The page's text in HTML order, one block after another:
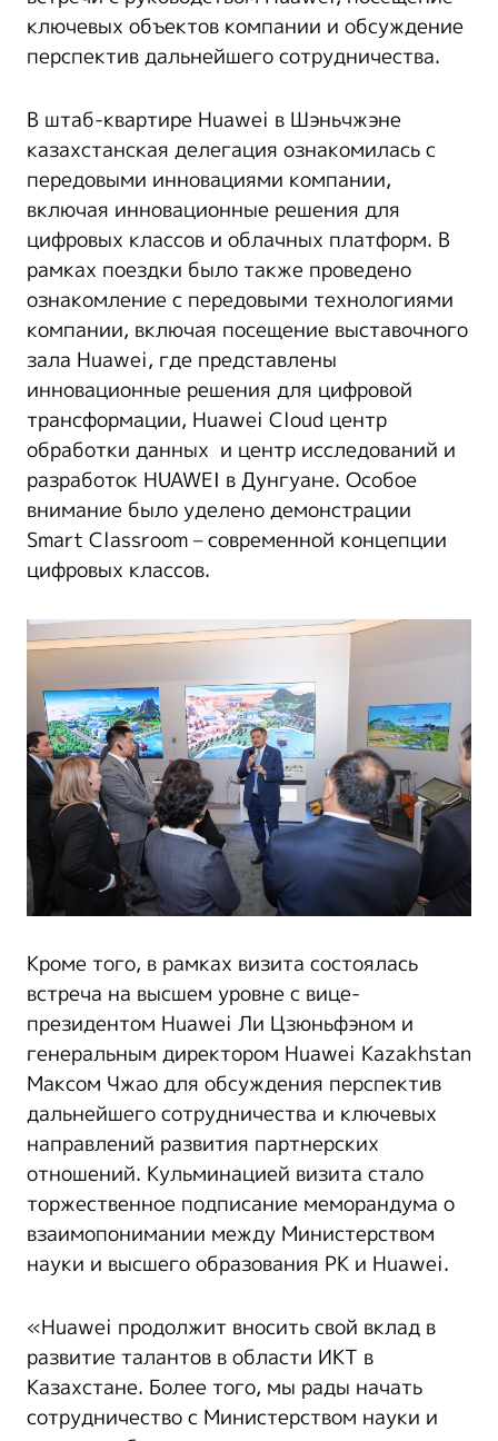
ключевых объектов компании и обсуждение
перспектив дальнейшего сотрудничества.
В штаб-квартире Huawei в Шэньчжэне
казахстанская делегация ознакомилась с
передовыми инновациями компании,
включая инновационные решения для
цифровых классов и облачных платформ. В
рамках поездки было также проведено
ознакомление с передовыми технологиями
компании, включая посещение выставочного
зала Huawei, где представлены
инновационные решения для цифровой
трансформации, Huawei Cloud центр
обработки данных и центр исследований и
разработок HUAWEI в Дунгуане. Особое
внимание было уделено демонстрации
Smart Classroom – современной концепции
цифровых классов.
Кроме того, в рамках визита состоялась
встреча на высшем уровне с вице-
президентом Huawei Ли Цзюньфэном и
генеральным директором Huawei Kazakhstan
Максом Чжао для обсуждения перспектив
дальнейшего сотрудничества и ключевых
направлений развития партнерских
отношений. Кульминацией визита стало
торжественное подписание меморандума о
взаимопонимании между Министерством
науки и высшего образования РК и Huawei.
«Huawei продолжит вносить свой вклад в
развитие талантов в области ИКТ в
Казахстане. Более того, мы рады начать
сотрудничество с Министерством науки и